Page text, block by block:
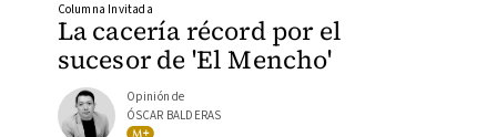
La cacería récord por el
sucesor de 'El Mencho'
Columna Invitada
Opinión de
ÓSCAR BALDERAS